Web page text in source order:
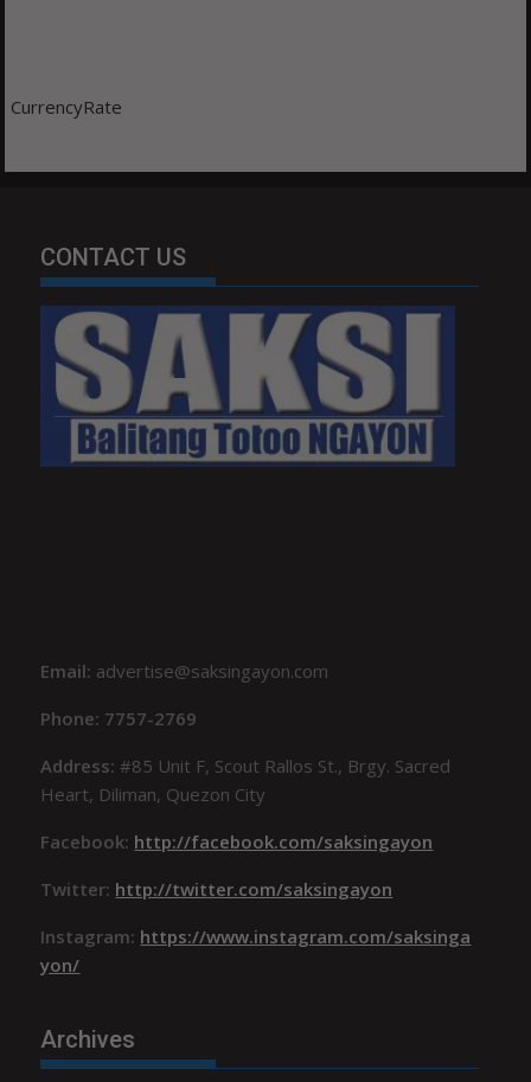
CurrencyRate
CONTACT US
Email: advertise@saksingayon.com
Phone: 7757-2769
Address:#85 Unit F, Scout Rallos St., Brgy. Sacred
Heart, Diliman, Quezon City
Facebook: http://facebook.com/saksingayon
Twitter: http://twitter.com/saksingayon
Instagram: https://www.instagram.com/saksinga
yon/
Archives